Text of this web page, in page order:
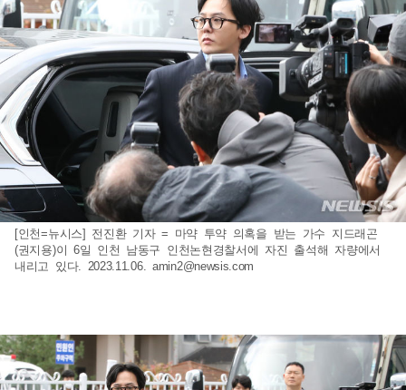
[인천=뉴시스] 전진환 기자 = 마약 투약 의혹을 받는 가수 지드래곤
(권지용)이 6일 인천 남동구 인천논현경찰서에 자진 출석해 자량에서
내리고 있다. 2023.11.06. amin2@newsis.com